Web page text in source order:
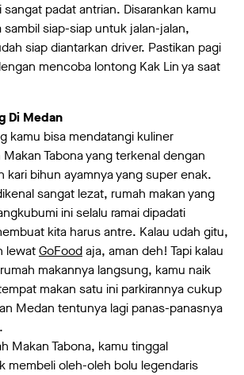
padat antrian. Disarankan kamu
sambil siap-siap untuk jalan-jalan,
siap diantarkan driver. Pastikan pagi
mencoba lontong Kak Lin ya saat
Di Medan
kamu bisa mendatangi kuliner
Tabona yang terkenal dengan
kari bihun ayamnya yang super enak.
sangat lezat, rumah makan yang
ini selalu ramai dipadati
kita harus antre. Kalau udah gitu,
lewatGoFoodaja, aman deh! Tapi kalau
makannya langsung, kamu naik
makan satu ini parkirannya cukup
Medan tentunya lagi panas-panasnya
Makan Tabona, kamu tinggal
membeli oleh-oleh bolu legendaris